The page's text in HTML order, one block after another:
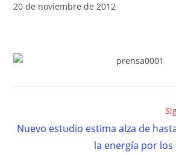
20 de noviembre de 2012
Nuevo estudio estima alza de
la energía por